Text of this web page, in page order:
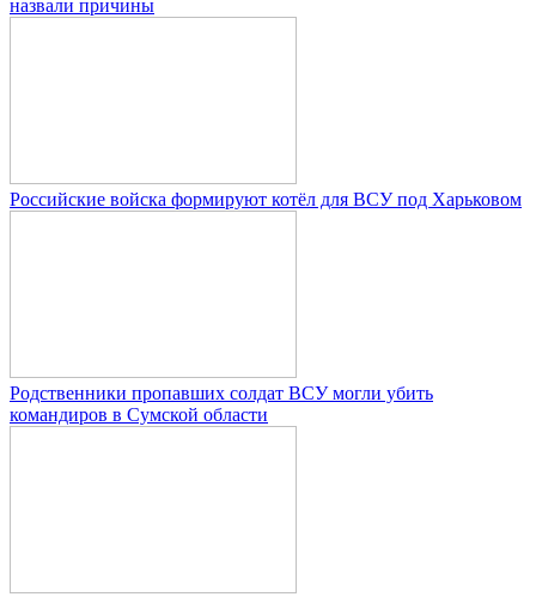
назвали причины
Российские войска формируют котёл для ВСУ под Харьковом
Родственники пропавших солдат ВСУ могли убить
командиров в Сумской области